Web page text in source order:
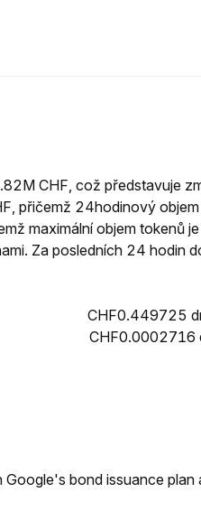
CHF, což představuje
přičemž 24hodinový
maximální objem tokenů
Za posledních 24 hodin
CHF0.449725
CHF0.0002716
bond issuance plan